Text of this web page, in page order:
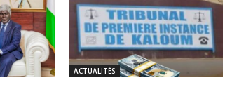
ACTUALITÉS